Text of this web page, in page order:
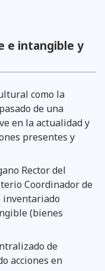
e intangible y
como la
de una
en la actualidad y
presentes y
Rector del
Coordinador de
inventariado
(bienes
de
acciones en